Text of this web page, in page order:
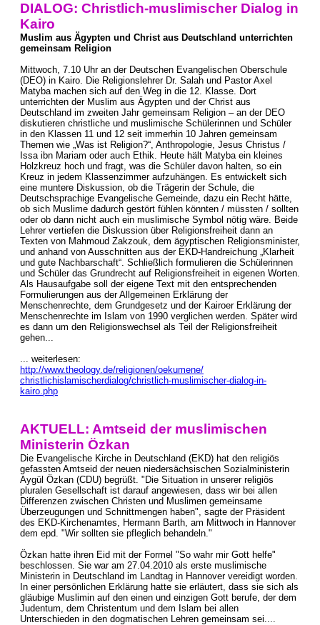
DIALOG: Christlich-muslimischer Dialog in
Kairo
Muslim aus Ägypten und Christ aus Deutschland unterrichten
gemeinsam Religion
Mittwoch, 7.10 Uhr an der Deutschen Evangelischen Oberschule
(DEO) in Kairo. Die Religionslehrer Dr. Salah und Pastor Axel
Matyba machen sich auf den Weg in die 12. Klasse. Dort
unterrichten der Muslim aus Ägypten und der Christ aus
Deutschland im zweiten Jahr gemeinsam Religion – an der DEO
diskutieren christliche und muslimische Schülerinnen und Schüler
in den Klassen 11 und 12 seit immerhin 10 Jahren gemeinsam
Themen wie „Was ist Religion?“, Anthropologie, Jesus Christus /
Issa ibn Mariam oder auch Ethik. Heute hält Matyba ein kleines
Holzkreuz hoch und fragt, was die Schüler davon halten, so ein
Kreuz in jedem Klassenzimmer aufzuhängen. Es entwickelt sich
eine muntere Diskussion, ob die Trägerin der Schule, die
Deutschsprachige Evangelische Gemeinde, dazu ein Recht hätte,
ob sich Muslime dadurch gestört fühlen könnten / müssten / sollten
oder ob dann nicht auch ein muslimische Symbol nötig wäre. Beide
Lehrer vertiefen die Diskussion über Religionsfreiheit dann an
Texten von Mahmoud Zakzouk, dem ägyptischen Religionsminister,
und anhand von Ausschnitten aus der EKD-Handreichung „Klarheit
und gute Nachbarschaft“. Schließlich formulieren die Schülerinnen
und Schüler das Grundrecht auf Religionsfreiheit in eigenen Worten.
Als Hausaufgabe soll der eigene Text mit den entsprechenden
Formulierungen aus der Allgemeinen Erklärung der
Menschenrechte, dem Grundgesetz und der Kairoer Erklärung der
Menschenrechte im Islam von 1990 verglichen werden. Später wird
es dann um den Religionswechsel als Teil der Religionsfreiheit
gehen...
... weiterlesen:
http://www.theology.de/religionen/oekumene/
christlichislamischerdialog/christlich-muslimischer-dialog-in-
kairo.php
AKTUELL: Amtseid der muslimischen
Ministerin Özkan
Die Evangelische Kirche in Deutschland (EKD) hat den religiös
gefassten Amtseid der neuen niedersächsischen Sozialministerin
Aygül Özkan (CDU) begrüßt. "Die Situation in unserer religiös
pluralen Gesellschaft ist darauf angewiesen, dass wir bei allen
Differenzen zwischen Christen und Muslimen gemeinsame
Überzeugungen und Schnittmengen haben", sagte der Präsident
des EKD-Kirchenamtes, Hermann Barth, am Mittwoch in Hannover
dem epd. "Wir sollten sie pfleglich behandeln."
Özkan hatte ihren Eid mit der Formel "So wahr mir Gott helfe"
beschlossen. Sie war am 27.04.2010 als erste muslimische
Ministerin in Deutschland im Landtag in Hannover vereidigt worden.
In einer persönlichen Erklärung hatte sie erläutert, dass sie sich als
gläubige Muslimin auf den einen und einzigen Gott berufe, der dem
Judentum, dem Christentum und dem Islam bei allen
Unterschieden in den dogmatischen Lehren gemeinsam sei....